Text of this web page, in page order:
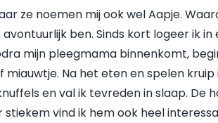
ze noemen mij ook wel Aapje.
ben. Sinds kort logeer ik
mijn pleegmama binnenkomt,
Na het eten en spelen
en val ik tevreden in slaap. De
vind ik hem ook heel